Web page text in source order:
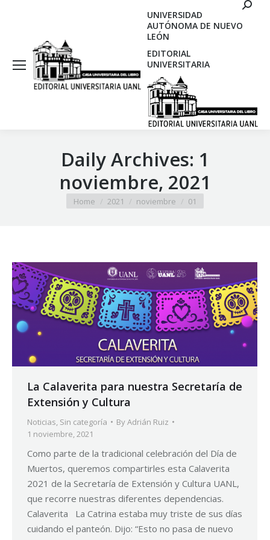
UNIVERSIDAD
AUTÓNOMA DE NUEVO
LEÓN
EDITORIAL
UNIVERSITARIA
Daily Archives: 1
noviembre, 2021
You are here:
Home 2021 noviembre 01
La Calaverita para nuestra Secretaría de
Extensión y Cultura
Noticias Sin categoría ByAdrián Ruiz
1 noviembre, 2021
Como parte de la tradicional celebración del Día de
Muertos, queremos compartirles esta Calaverita
2021 de la Secretaría de Extensión y Cultura UANL,
que recorre nuestras diferentes dependencias.
Calaverita La Catrina estaba muy triste de sus días
cuidando el panteón. Dijo: “Esto no pasa de nuevo